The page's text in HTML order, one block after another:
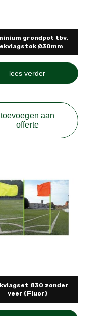
grondpot tbv.
Ø30mm
lees verder
toevoegen aan
offerte
Ø30 zonder
veer (Fluor)